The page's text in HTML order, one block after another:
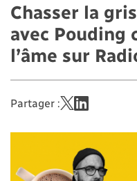
Chasser la
avec Pouding
l’âme sur
Partager :